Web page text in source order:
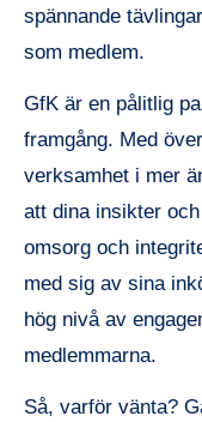
spännande
som medlem.
GfK är en pålitlig
framgång. Med
verksamhet i mer
att dina insikter
omsorg och
med sig av sina
hög nivå av
medlemmarna.
Så, varför vänta?